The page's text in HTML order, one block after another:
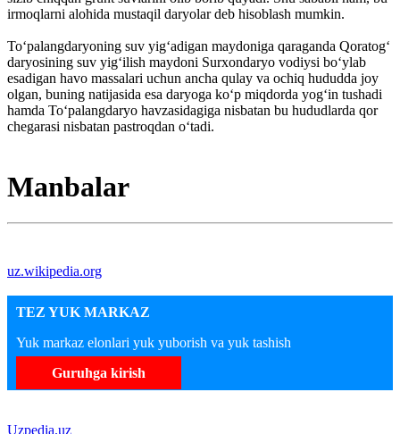
irmoqlarni alohida mustaqil daryolar deb hisoblash mumkin.
Toʻpalangdaryoning suv yigʻadigan maydoniga qaraganda Qoratogʻ
daryosining suv yigʻilish maydoni Surxondaryo vodiysi boʻylab
esadigan havo massalari uchun ancha qulay va ochiq hududda joy
olgan, buning natijasida esa daryoga koʻp miqdorda yogʻin tushadi
hamda Toʻpalangdaryo havzasidagiga nisbatan bu hududlarda qor
chegarasi nisbatan pastroqdan oʻtadi.
Manbalar
uz.wikipedia.org
TEZ YUK MARKAZ
Yuk markaz elonlari yuk yuborish va yuk tashish
Guruhga kirish
Uzpedia.uz